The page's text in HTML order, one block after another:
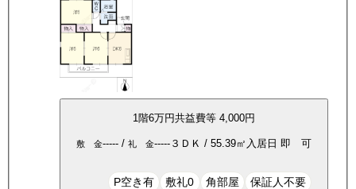
1階6万円共益費等 4,000円
敷 金----- / 礼 金----- ３ＤＫ / 55.39㎡ 入居日 即 可
P空き有 敷礼0 角部屋 保証人不要